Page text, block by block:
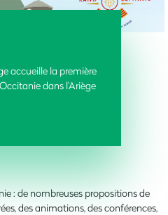
accueille la première
dans l’Ariège
: de nombreuses propositions de
des animations, des conférences,